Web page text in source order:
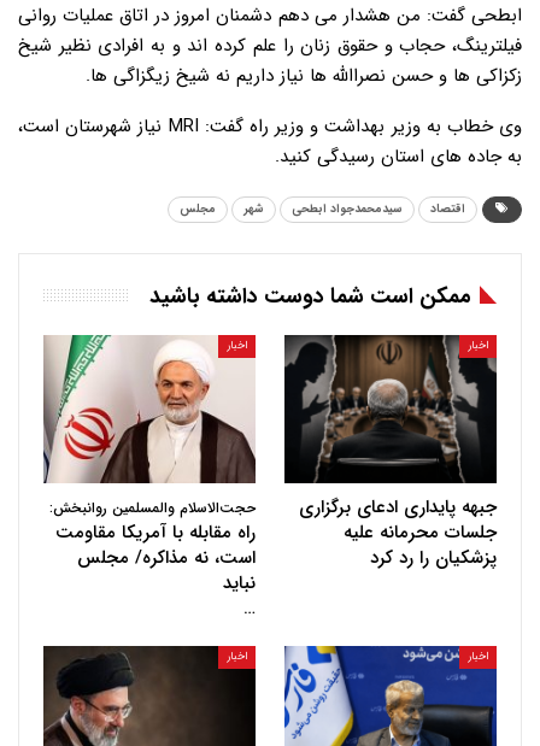
ابطحی گفت: من هشدار می دهم دشمنان امروز در اتاق عملیات روانی
فیلترینگ، حجاب و حقوق زنان را علم کرده اند و به افرادی نظیر شیخ
زکزاکی ها و حسن نصراالله ها نیاز داریم نه شیخ زیگزاگی ها.
وی خطاب به وزیر بهداشت و وزیر راه گفت: MRI نیاز شهرستان است،
به جاده های استان رسیدگی کنید.
اقتصاد سیدمحمدجواد ابطحی شهر مجلس
ممکن است شما دوست داشته باشید
اخبار
جبهه پایداری ادعای برگزاری
جلسات محرمانه علیه
پزشکیان را رد کرد
اخبار
حجت‌الاسلام والمسلمین روانبخش:
راه مقابله با آمریکا مقاومت
است، نه مذاکره/ مجلس
نباید
…
اخبار اخبار